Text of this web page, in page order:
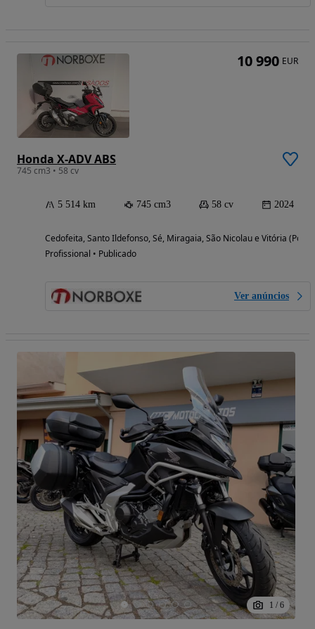
Honda X-ADV ABS
745 cm3 • 58 cv
5 514 km 745 cm3 58 cv 2024
Cedofeita, Santo Ildefonso, Sé, Miragaia, São Nicolau e Vitória (Porto)
Profissional • Publicado
Ver anúncios
10 990 EUR
1 / 6